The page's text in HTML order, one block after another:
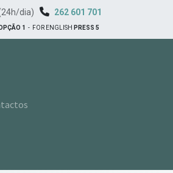
dia) 262 601 701
1 - FOR ENGLISH PRESS 5